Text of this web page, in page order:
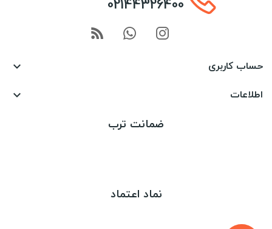
حساب کاربری 
اطلاعات 
ضمانت ترب
نماد اعتماد